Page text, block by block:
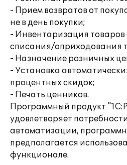
- Прием возвратов от
не в день покупки;
- Инвентаризация товаров
списания/оприходования
- Назначение розничных
- Установка
процентных скидок;
- Печать ценников.
Программный продукт
удовлетворяет
автоматизации,
предполагается
функционале.